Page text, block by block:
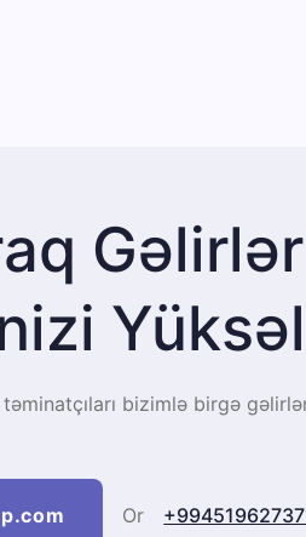
bizimlə birgə
Or